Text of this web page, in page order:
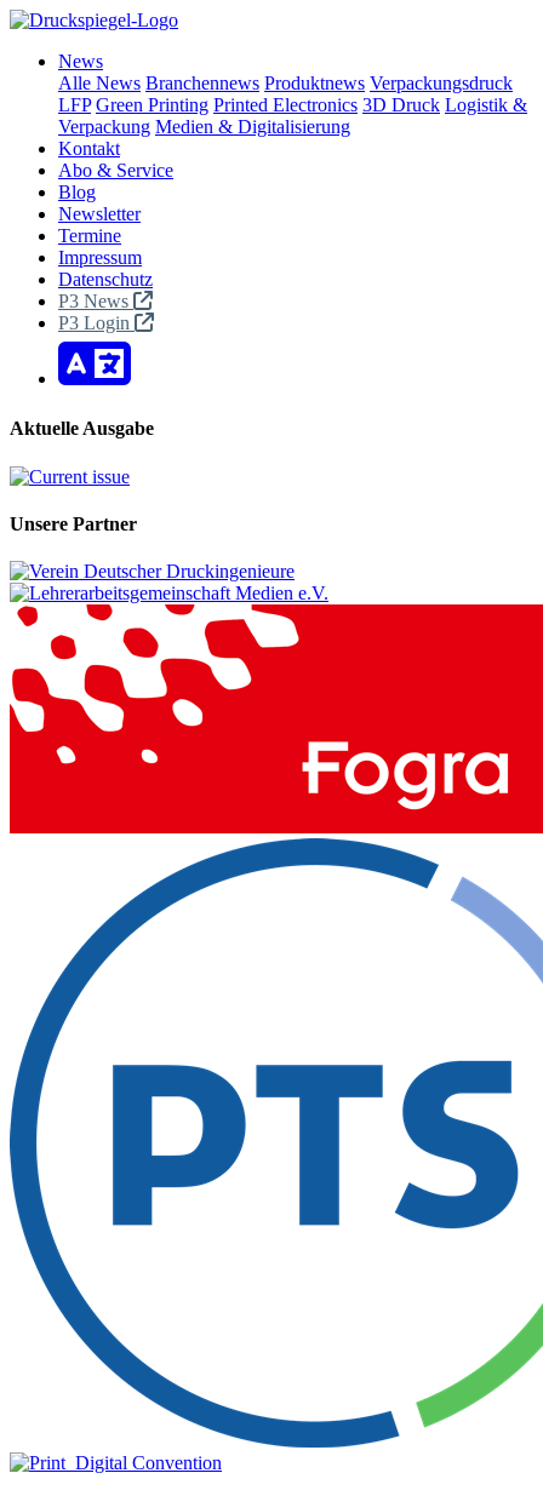
News
Alle News Branchennews Produktnews Verpackungsdruck
LFP Green Printing Printed Electronics 3D Druck Logistik &
Verpackung Medien & Digitalisierung
Kontakt
Abo & Service
Blog
Newsletter
Termine
Impressum
Datenschutz
P3 News
P3 Login
Aktuelle Ausgabe
Unsere Partner